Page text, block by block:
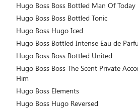
Hugo Boss Boss Bottled Man Of Today
Hugo Boss Boss Bottled Tonic
Hugo Boss Hugo Iced
Hugo Boss Bottled Intense Eau de
Hugo Boss Boss Bottled United
Hugo Boss Boss The Scent Private
Him
Hugo Boss Elements
Hugo Boss Hugo Reversed